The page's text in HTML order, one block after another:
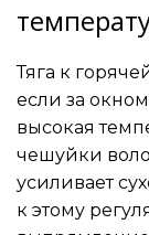
Тяга к
если за
высокая
чешуйки
усиливает
к этому